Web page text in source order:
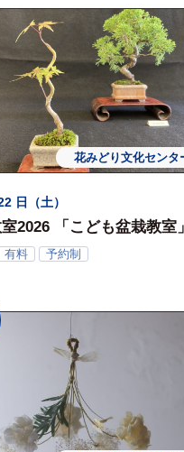
ワークショッ
花みどり文化センタ
日（土）
2026 「こども盆栽教
象
有料 予約制